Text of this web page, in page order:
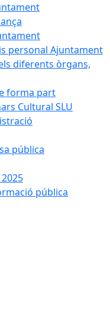
personal Ajuntament
diferents òrgans,
forma part
Cultural SLU
pública
pública